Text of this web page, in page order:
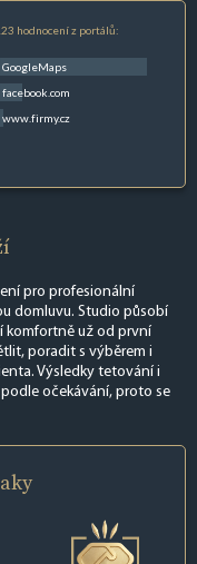
hodnocení z portálů:
GoogleMaps
facebook.com
www.firmy.cz
pro profesionální
domluvu. Studio působí
komfortně už od první
poradit s výběrem i
Výsledky tetování i
očekávání, proto se